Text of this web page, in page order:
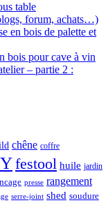
table
forum, achats…)
en bois de palette et
bois pour cave à vin
– partie 2 :
chêne coffre
festool huile jardin
presse rangement
serre-joint shed soudure